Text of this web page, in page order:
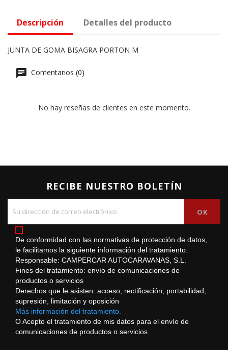
Descripción Detalles del producto
JUNTA DE GOMA BISAGRA PORTON M
Comentarios (0)
No hay reseñas de clientes en este momento.
RECIBE NUESTRO BOLETÍN
De conformidad con las normativas de protección de datos,
le facilitamos la siguiente información del tratamiento:
Responsable: CAMPERCAR AUTOCARAVANAS, S.L.
Fines del tratamiento: envío de comunicaciones de
productos o servicios
Derechos que le asisten: acceso, rectificación, portabilidad,
supresión, limitación y oposición
Más información del tratamiento.
O Acepto el tratamiento de mis datos para el envío de
comunicaciones de productos o servicios